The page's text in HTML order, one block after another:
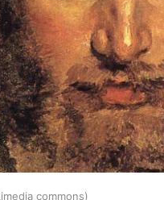
commons